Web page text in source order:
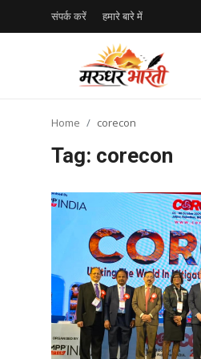
संपर्क करें हमारे बारे में
Home corecon
Tag: corecon